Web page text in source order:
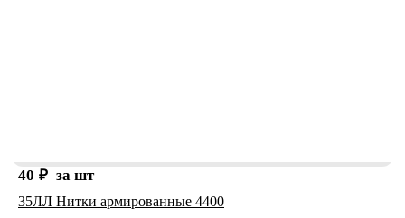
40 ₽ за шт
35ЛЛ Нитки армированные 4400